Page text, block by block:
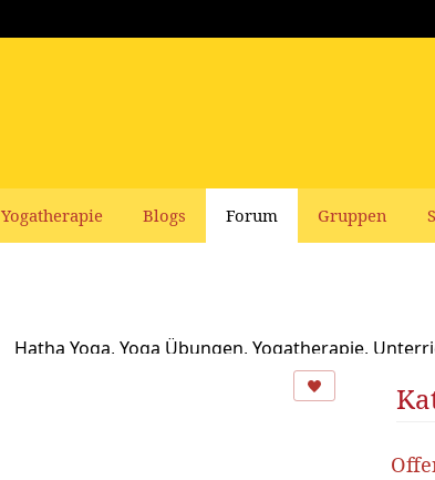
Yogatherapie Blogs Forum Gruppen
Hatha Yoga, Yoga Übungen, Yogatherapie,
Schamanismus, Naturspiritualität und Yoga